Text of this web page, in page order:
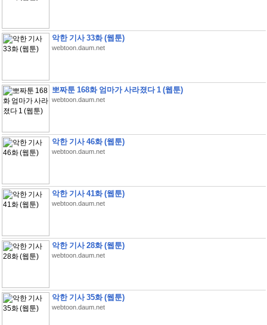
악한 기사 33화 (웹툰)
webtoon.daum.net
뽀짜툰 168화 엄마가 사라졌다 1 (웹툰)
webtoon.daum.net
악한 기사 46화 (웹툰)
webtoon.daum.net
악한 기사 41화 (웹툰)
webtoon.daum.net
악한 기사 28화 (웹툰)
webtoon.daum.net
악한 기사 35화 (웹툰)
webtoon.daum.net